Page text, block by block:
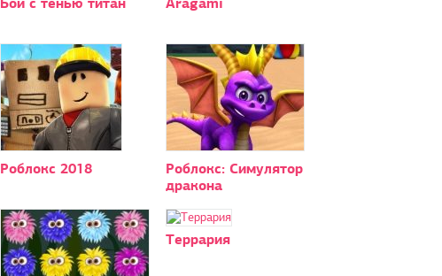
Роблокс 2018
Роблокс: Симулятор
дракона
Террария